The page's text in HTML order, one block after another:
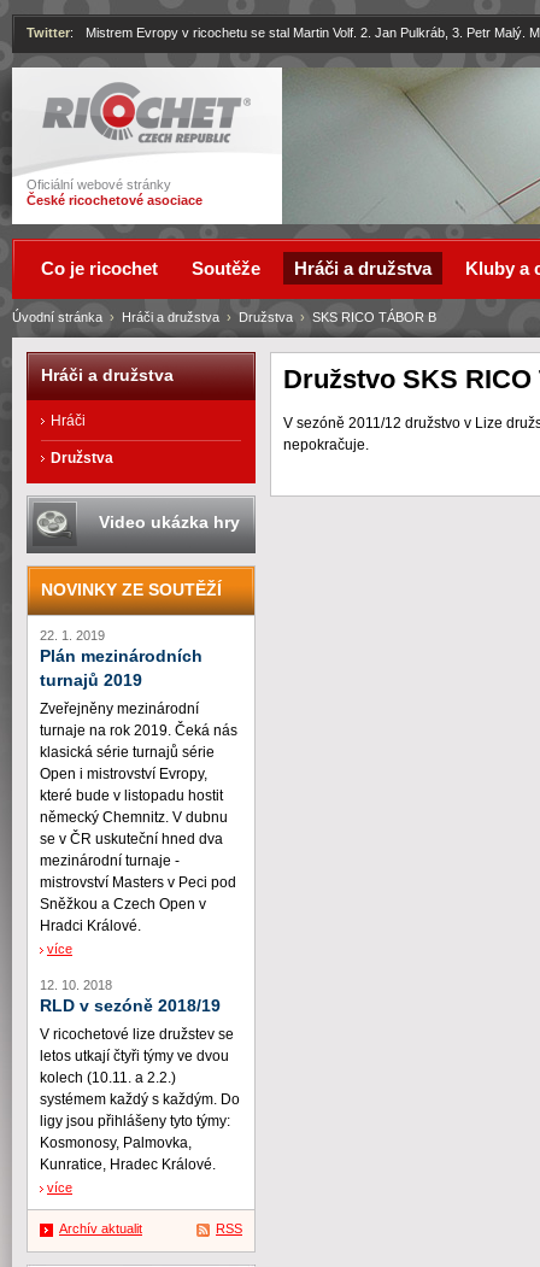
Ricochet
Oficiální webové stránky
České ricochetové asociace
Twitter: Mistrem Evropy v ricochetu se stal Martin Volf. 2. Jan Pulkráb, 3. Petr Malý.
Družstvo SKS RICO
V sezóně 2011/12 družstvo v Lize
nepokračuje.
Úvodní stránka › Hráči a družstva › Družstva › SKS RICO TÁBOR B
Co je ricochet Soutěže Hráči a družstva Kluby a
Hráči a družstva
Hráči
Družstva
Video ukázka hry
NOVINKY ZE SOUTĚŽÍ
22. 1. 2019
Plán mezinárodních
turnajů 2019
Zveřejněny mezinárodní
turnaje na rok 2019. Čeká nás
klasická série turnajů série
Open i mistrovství Evropy,
které bude v listopadu hostit
německý Chemnitz. V dubnu
se v ČR uskuteční hned dva
mezinárodní turnaje -
mistrovství Masters v Peci pod
Sněžkou a Czech Open v
Hradci Králové.
více
12. 10. 2018
RLD v sezóně 2018/19
V ricochetové lize družstev se
letos utkají čtyři týmy ve dvou
kolech (10.11. a 2.2.)
systémem každý s každým. Do
ligy jsou přihlášeny tyto týmy:
Kosmonosy, Palmovka,
Kunratice, Hradec Králové.
více
Archív aktualit RSS